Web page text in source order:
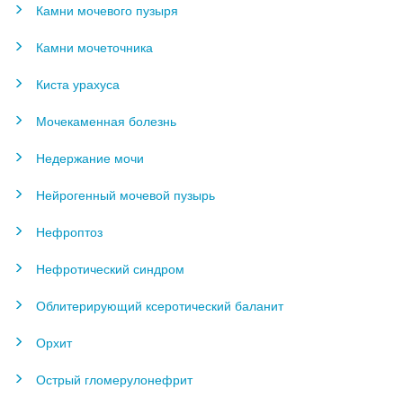
Камни мочевого пузыря
Камни мочеточника
Киста урахуса
Мочекаменная болезнь
Недержание мочи
Нейрогенный мочевой пузырь
Нефроптоз
Нефротический синдром
Облитерирующий ксеротический баланит
Орхит
Острый гломерулонефрит